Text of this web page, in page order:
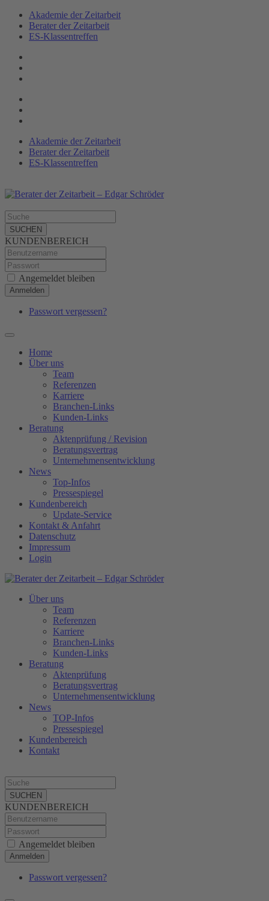
Akademie der Zeitarbeit
Berater der Zeitarbeit
ES-Klassen­treffen
Akademie der Zeitarbeit
Berater der Zeitarbeit
ES-Klassentreffen
SUCHEN
KUNDENBEREICH
Angemeldet bleiben
Anmelden
Passwort vergessen?
Home
Über uns
Team
Referenzen
Karriere
Branchen-Links
Kunden-Links
Beratung
Aktenprüfung / Revision
Beratungsvertrag
Unternehmensentwicklung
News
Top-Infos
Pressespiegel
Kundenbereich
Update-Service
Kontakt & Anfahrt
Datenschutz
Impressum
Login
Über uns
Team
Referenzen
Karriere
Branchen-Links
Kunden-Links
Beratung
Aktenprüfung
Beratungsvertrag
Unternehmensentwicklung
News
TOP-Infos
Pressespiegel
Kundenbereich
Kontakt
SUCHEN
KUNDENBEREICH
Angemeldet bleiben
Anmelden
Passwort vergessen?